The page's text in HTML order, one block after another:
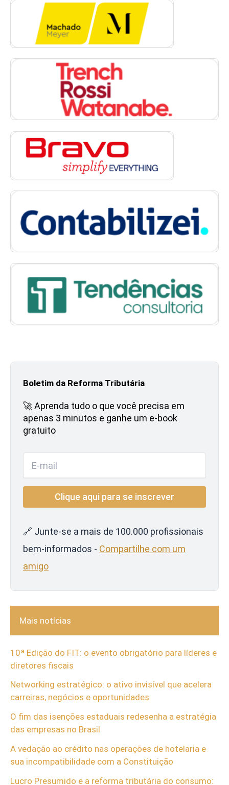
Boletim da Reforma Tributária
🚀 Aprenda tudo o que você precisa em
apenas 3 minutos e ganhe um e-book
gratuito
🔗 Junte-se a mais de 100.000 profissionais
bem-informados - Compartilhe com um
amigo
Mais notícias
10ª Edição do FIT: o evento obrigatório para líderes e
diretores fiscais
Networking estratégico: o ativo invisível que acelera
carreiras, negócios e oportunidades
O fim das isenções estaduais redesenha a estratégia
das empresas no Brasil
A vedação ao crédito nas operações de hotelaria e
sua incompatibilidade com a Constituição
Lucro Presumido e a reforma tributária do consumo: